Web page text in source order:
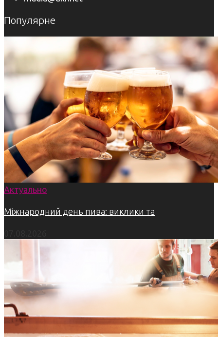
Популярне
Актуально
Міжнародний день пива: виклики та